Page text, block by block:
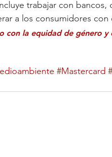
trabajar con bancos,
a los consumidores con
con la equidad de género
#Mastercard